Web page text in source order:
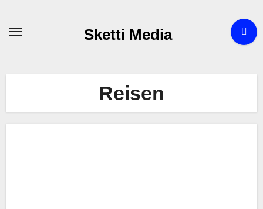
Sketti Media
Reisen